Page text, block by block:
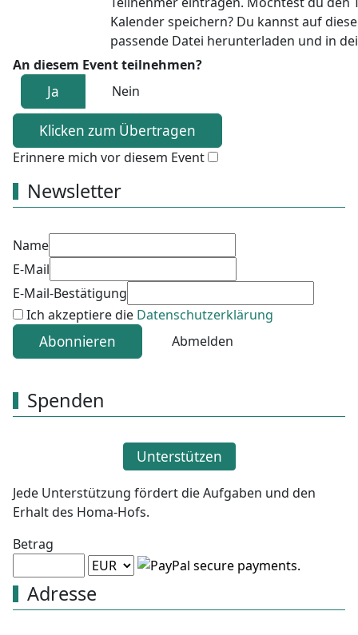
Kalender speichern? Du kannst auf
passende Datei herunterladen und in
An diesem Event teilnehmen?
Ja Nein
Erinnere mich vor diesem Event
Newsletter
Name
E-Mail
E-Mail-Bestätigung
Ich akzeptiere die Datenschutzerklärung
Abonnieren Abmelden
Spenden
Unterstützen
Jede Unterstützung fördert die Aufgaben und den
Erhalt des Homa-Hofs.
Betrag
Adresse